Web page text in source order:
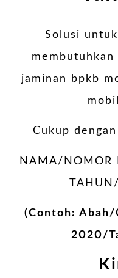
Solusi
jaminan bpkb
Cukup
NAMA/NOMOR
(Contoh:
2020/